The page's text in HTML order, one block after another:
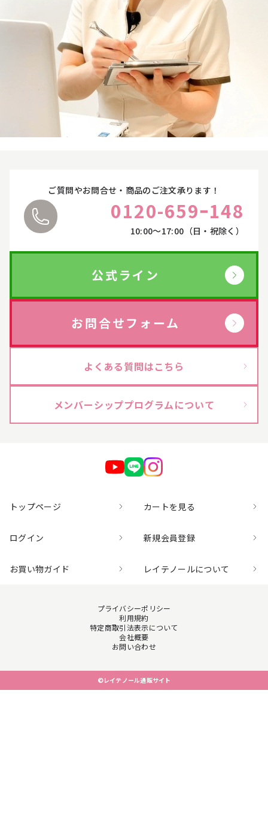
オンラインカウンセリングについて
お悩みやご質問に丁寧にお応えいたします。
ご都合に合わせて、オンラインカウンセリングをご
利用ください。
詳しくはこちら
ご質問やお問合せ・商品のご注文承ります！
0120-659ｰ148
10:00〜17:00（日・祝除く）
公式ライン
お問合せフォーム
よくある質問はこちら
メンバーシッププログラムについて
トップページ カートを見る
ログイン 新規会員登録
お買い物ガイド レイテノールについて
プライバシーポリシー
利用規約
特定商取引法表示について
会社概要
お問い合わせ
©レイテノール通販サイト